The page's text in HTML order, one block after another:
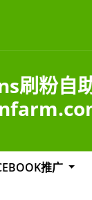
刷粉自
推广